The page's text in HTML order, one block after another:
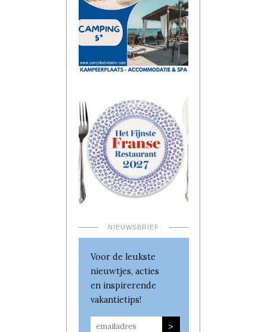
NIEUWSBRIEF
Voor de leukste
nieuwtjes, acties
en inspirerende
vakantietips!